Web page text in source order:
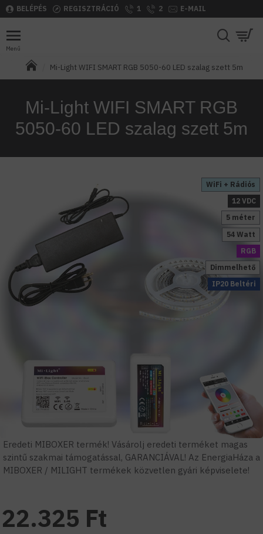
BELÉPÉS REGISZTRÁCIÓ 1 2 E-MAIL
Mi-Light WIFI SMART RGB 5050-60 LED szalag szett 5m
Mi-Light WIFI SMART RGB
5050-60 LED szalag szett 5m
RGB
IP20 Beltéri
WiFi + Rádiós
12 VDC
Dimmelhető
5 méter
54 Watt
Eredeti MIBOXER termék! Vásárolj eredeti terméket magas
szintű szakmai támogatással, GARANCIÁVAL! Az EnergiaHáza a
MIBOXER / MILIGHT termékek közvetlen gyári képviselete!
22.325 Ft